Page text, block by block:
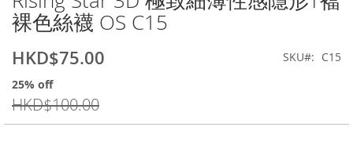
裸色絲襪 OS C15
特
HKD$75.00
25% off
HKD$100.00
SKU C15
to
the
of
images
gallery